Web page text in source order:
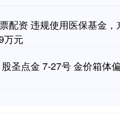
配资 违规使用医保基金
万元
圣点金 7-27号 金价箱体